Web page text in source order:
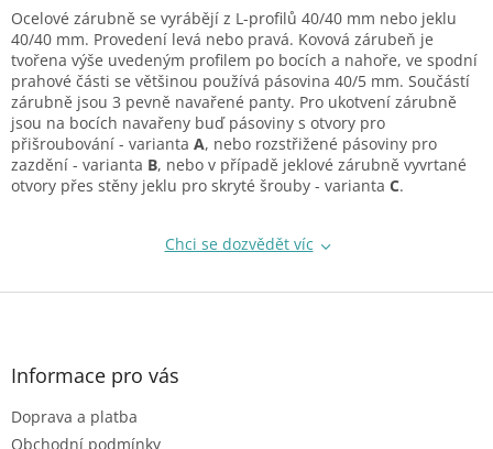
l
á
d
a
c
í
p
r
v
v
p
Ocelové zárubně se vyrábějí z L-profilů 40/40 mm nebo jeklu
40/40 mm. Provedení levá nebo pravá. Kovová zárubeň je
tvořena výše uvedeným profilem po bocích a nahoře, ve spodní
prahové části se většinou používá pásovina 40/5 mm. Součástí
zárubně jsou 3 pevně navařené panty. Pro ukotvení zárubně
jsou na bocích navařeny buď pásoviny s otvory pro
přišroubování - varianta A, nebo rozstřižené pásoviny pro
zazdění - varianta B, nebo v případě jeklové zárubně vyvrtané
otvory přes stěny jeklu pro skryté šrouby - varianta C.
Chci se dozvědět víc
Z
Informace pro vás
Doprava a platba
Obchodní podmínky